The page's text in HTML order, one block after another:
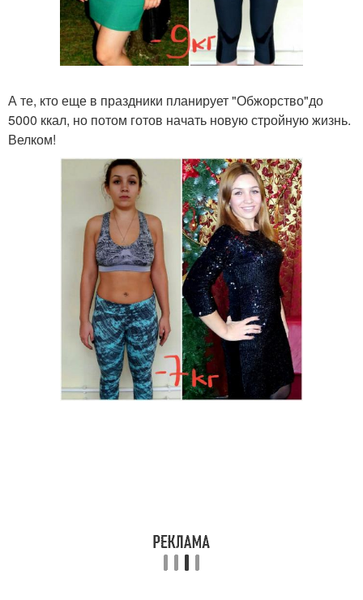
А те, кто еще в праздники планирует "Обжорство"до
5000 ккал, но потом готов начать новую стройную жизнь.
Велком!